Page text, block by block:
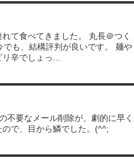
て食べてきました。 丸長＠つく
も、結構評判が良いです。 麺や
辛でしょっ...
不要なメール削除が、劇的に早く
で、目から鱗でした。(^^;